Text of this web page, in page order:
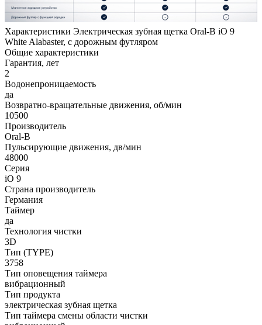
Характеристики Электрическая зубная щетка Oral-B iO 9
White Alabaster, с дорожным футляром
Общие характеристики
Гарантия, лет
2
Водонепроницаемость
да
Возвратно-вращательные движения, об/мин
10500
Производитель
Oral-B
Пульсирующие движения, дв/мин
48000
Серия
iO 9
Страна производитель
Германия
Таймер
да
Технология чистки
3D
Тип (TYPE)
3758
Тип оповещения таймера
вибрационный
Тип продукта
электрическая зубная щетка
Тип таймера смены области чистки